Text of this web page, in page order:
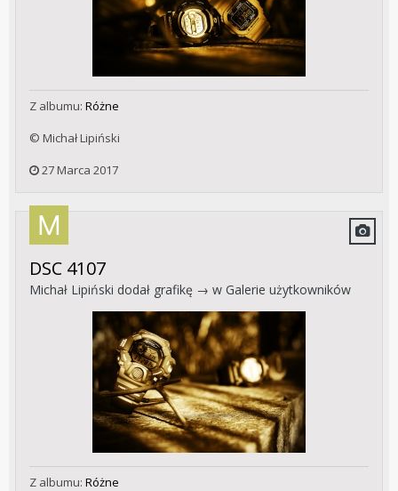
Z albumu: Różne
© Michał Lipiński
27 Marca 2017
DSC 4107
Michał Lipiński dodał grafikę → w Galerie użytkowników
Z albumu: Różne